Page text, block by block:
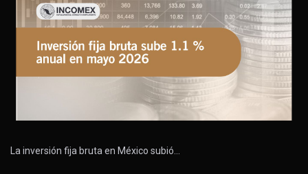
La inversión fija bruta en México subió…